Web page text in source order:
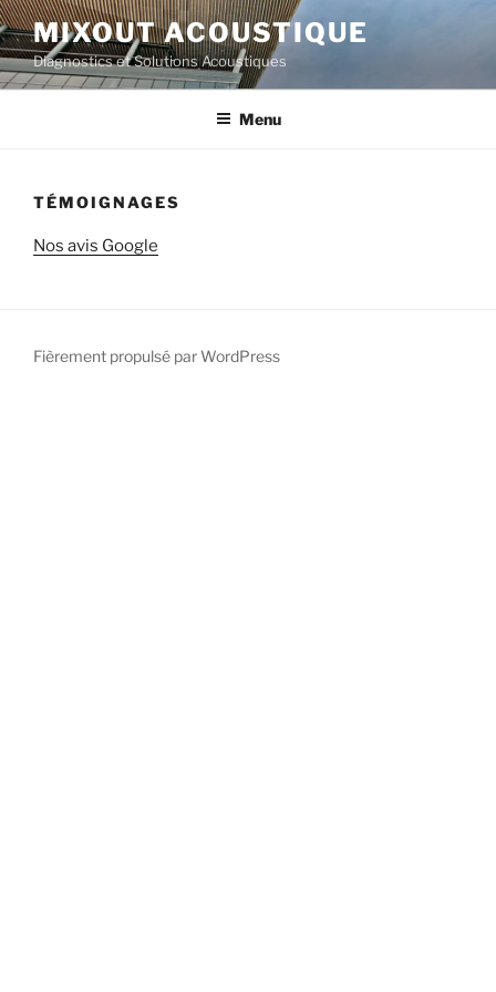
Aller
au
contenu
principal
MIXOUT ACOUSTIQUE
Diagnostics et Solutions Acoustiques
Menu
TÉMOIGNAGES
Nos avis Google
Fièrement propulsé par WordPress